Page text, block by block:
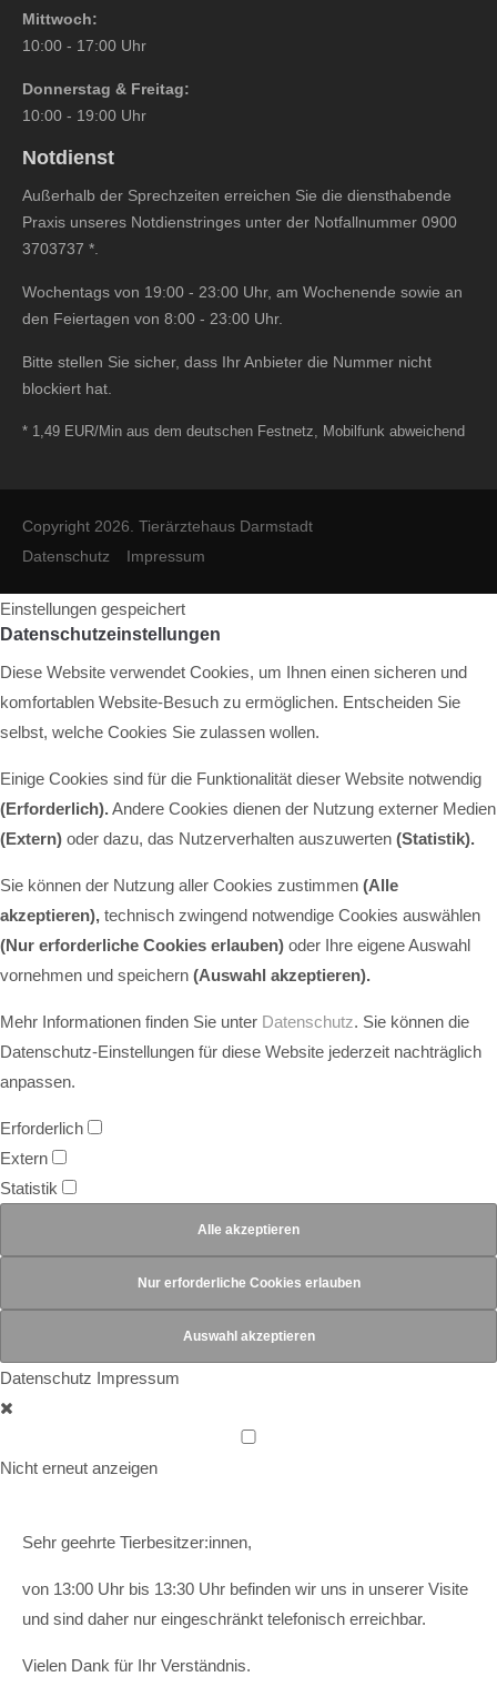
Mittwoch:
10:00 - 17:00 Uhr
Donnerstag & Freitag:
10:00 - 19:00 Uhr
Notdienst
Außerhalb der Sprechzeiten erreichen Sie die diensthabende
Praxis unseres Notdienstringes unter der Notfallnummer 0900
3703737 *.
Wochentags von 19:00 - 23:00 Uhr, am Wochenende sowie an
den Feiertagen von 8:00 - 23:00 Uhr.
Bitte stellen Sie sicher, dass Ihr Anbieter die Nummer nicht
blockiert hat.
* 1,49 EUR/Min aus dem deutschen Festnetz, Mobilfunk abweichend
Copyright 2026. Tierärztehaus Darmstadt
Datenschutz
Impressum
Einstellungen gespeichert
Datenschutzeinstellungen
Diese Website verwendet Cookies, um Ihnen einen sicheren und
komfortablen Website-Besuch zu ermöglichen. Entscheiden Sie
selbst, welche Cookies Sie zulassen wollen.
Einige Cookies sind für die Funktionalität dieser Website notwendig
(Erforderlich).Andere Cookies dienen der Nutzung externer Medien
(Extern) oder dazu, das Nutzerverhalten auszuwerten (Statistik).
Sie können der Nutzung aller Cookies zustimmen (Alle
akzeptieren), technisch zwingend notwendige Cookies auswählen
(Nur erforderliche Cookies erlauben) oder Ihre eigene Auswahl
vornehmen und speichern (Auswahl akzeptieren).
Mehr Informationen finden Sie unter Datenschutz. Sie können die
Datenschutz-Einstellungen für diese Website jederzeit nachträglich
anpassen.
Erforderlich
Extern
Statistik
Datenschutz Impressum
Nicht erneut anzeigen
Sehr geehrte Tierbesitzer:innen,
von 13:00 Uhr bis 13:30 Uhr befinden wir uns in unserer Visite
und sind daher nur eingeschränkt telefonisch erreichbar.
Vielen Dank für Ihr Verständnis.